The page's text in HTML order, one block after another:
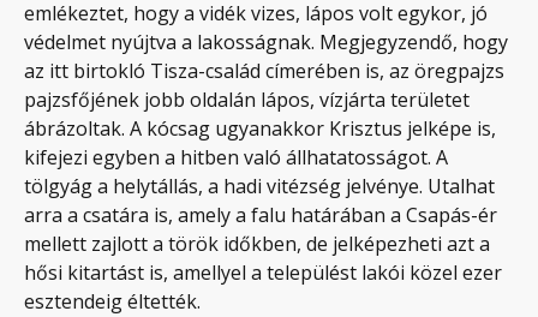
emlékeztet, hogy a vidék vizes, lápos volt egykor, jó
védelmet nyújtva a lakosságnak. Megjegyzendő, hogy
az itt birtokló Tisza-család címerében is, az öregpajzs
pajzsfőjének jobb oldalán lápos, vízjárta területet
ábrázoltak. A kócsag ugyanakkor Krisztus jelképe is,
kifejezi egyben a hitben való állhatatosságot. A
tölgyág a helytállás, a hadi vitézség jelvénye. Utalhat
arra a csatára is, amely a falu határában a Csapás-ér
mellett zajlott a török időkben, de jelképezheti azt a
hősi kitartást is, amellyel a települést lakói közel ezer
esztendeig éltették.